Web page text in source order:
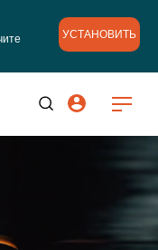
УСТАНОВИТЬ